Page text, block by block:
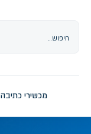
מכשירי כתיבה